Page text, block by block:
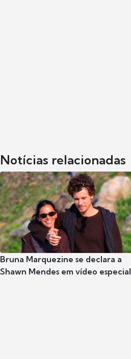
Notícias relacionadas
Bruna Marquezine se declara a
Shawn Mendes em vídeo especial